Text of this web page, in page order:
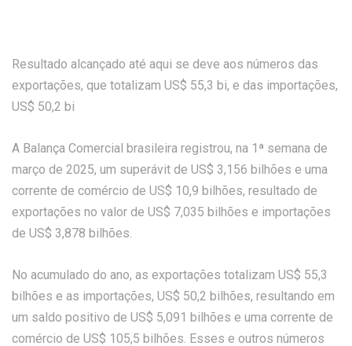
Resultado alcançado até aqui se deve aos números das
exportações, que totalizam US$ 55,3 bi, e das importações,
US$ 50,2 bi
A Balança Comercial brasileira registrou, na 1ª semana de
março de 2025, um superávit de US$ 3,156 bilhões e uma
corrente de comércio de US$ 10,9 bilhões, resultado de
exportações no valor de US$ 7,035 bilhões e importações
de US$ 3,878 bilhões.
No acumulado do ano, as exportações totalizam US$ 55,3
bilhões e as importações, US$ 50,2 bilhões, resultando em
um saldo positivo de US$ 5,091 bilhões e uma corrente de
comércio de US$ 105,5 bilhões. Esses e outros números